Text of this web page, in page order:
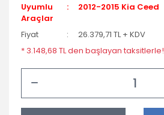
Uyumlu
Araçlar
2012-2015 Kia Ceed
Fiyat
26.379,71 TL + KDV
* 3.148,68 TL den başlayan